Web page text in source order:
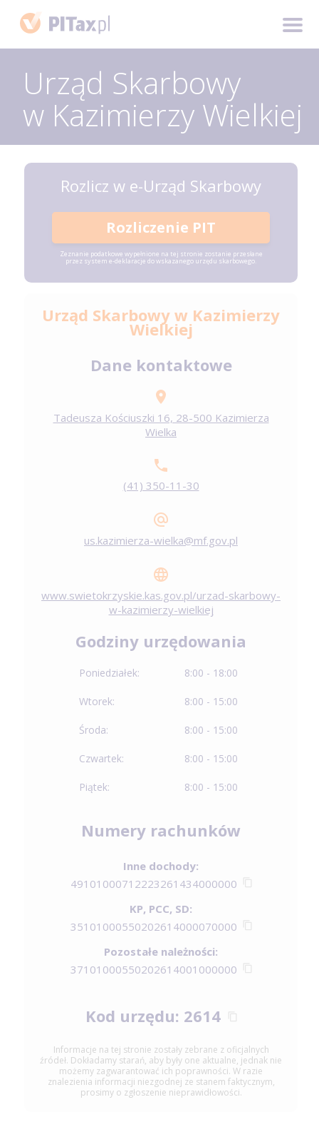
Urząd Skarbowy
w Kazimierzy Wielkiej
Rozlicz w e-Urząd Skarbowy
Rozliczenie PIT
Zeznanie podatkowe wypełnione na tej stronie zostanie przesłane
przez system e-deklaracje do wskazanego urzędu skarbowego.
Urząd Skarbowy w Kazimierzy
Wielkiej
Dane kontaktowe
Tadeusza Kościuszki 16, 28-500 Kazimierza
Wielka
(41) 350-11-30
us.kazimierza-wielka@mf.gov.pl
www.swietokrzyskie.kas.gov.pl/urzad-skarbowy-
w-kazimierzy-wielkiej
Godziny urzędowania
Poniedziałek: 8:00 - 18:00
Wtorek: 8:00 - 15:00
Środa: 8:00 - 15:00
Czwartek: 8:00 - 15:00
Piątek: 8:00 - 15:00
Numery rachunków
Inne dochody:
49101000712223261434000000
KP, PCC, SD:
35101000550202614000070000
Pozostałe należności:
37101000550202614001000000
Kod urzędu: 2614
Informacje na tej stronie zostały zebrane z oficjalnych
źródeł. Dokładamy starań, aby były one aktualne, jednak nie
możemy zagwarantować ich poprawności. W razie
znalezienia informacji niezgodnej ze stanem faktycznym,
prosimy o zgłoszenie nieprawidłowości.